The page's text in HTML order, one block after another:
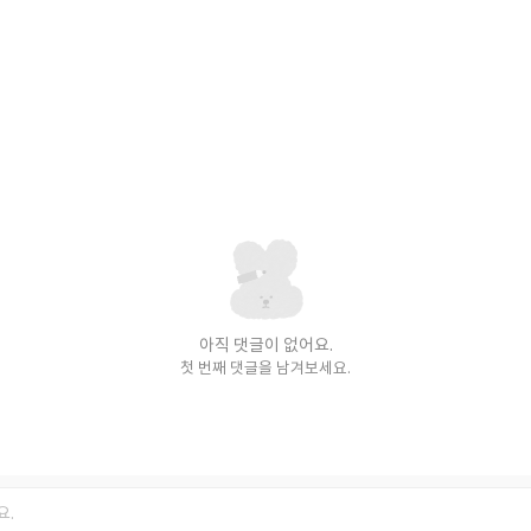
아직 댓글이 없어요.
첫 번째 댓글을 남겨보세요.